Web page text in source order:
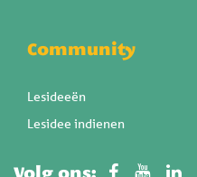
Community
Lesideeën
Lesidee indienen